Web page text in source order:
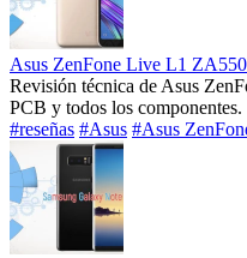
Asus ZenFone Live L1
Revisión técnica de Asus
PCB y todos los componentes.
#reseñas #Asus #Asus